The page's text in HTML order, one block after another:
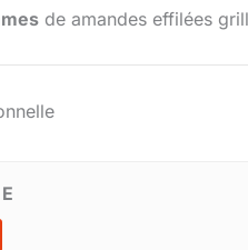
de amandes effilées